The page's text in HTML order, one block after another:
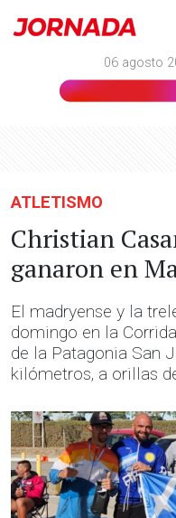
06 agosto
ATLETISMO
Christian
ganaron en
El madryense y la
domingo en la
de la Patagonia San
kilómetros, a orillas